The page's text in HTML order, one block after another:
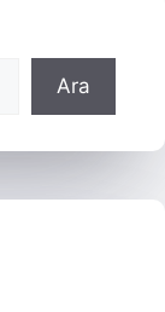
Ara